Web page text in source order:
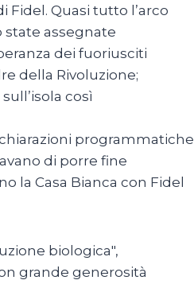
Fidel. Quasi tutto l’arco
assegnate
dei fuoriusciti
della Rivoluzione;
così
programmatiche
di porre fine
la Casa Bianca con Fidel
biologica",
grande generosità